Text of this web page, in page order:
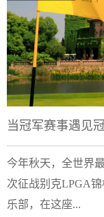
当冠军赛事遇见
今年秋天，全世界
次征战别克LPGA
乐部，在这座...